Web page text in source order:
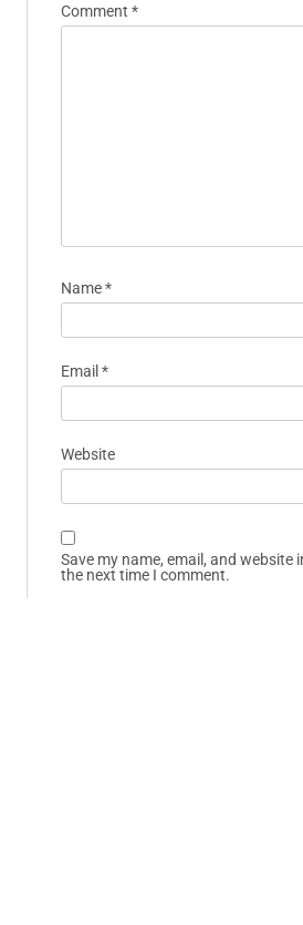
Comment *
Name*
Email *
Website
Save my name, email, and website
the next time I comment.